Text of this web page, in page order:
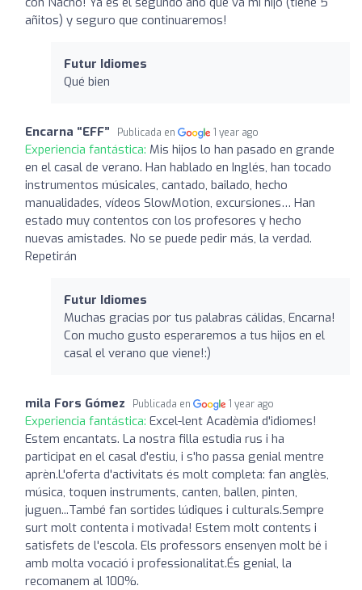
añitos) y seguro que continuaremos!
Futur Idiomes
Qué bien
Encarna “EFF” Publicada en 1 year ago
Experiencia fantástica: Mis hijos lo han pasado en grande
en el casal de verano. Han hablado en Inglés, han tocado
instrumentos músicales, cantado, bailado, hecho
manualidades, vídeos SlowMotion, excursiones… Han
estado muy contentos con los profesores y hecho
nuevas amistades. No se puede pedir más, la verdad.
Repetirán
Futur Idiomes
Muchas gracias por tus palabras cálidas, Encarna!
Con mucho gusto esperaremos a tus hijos en el
casal el verano que viene!:)
mila Fors Gómez Publicada en 1 year ago
Experiencia fantástica: Excel-lent Acadèmia d'idiomes!
Estem encantats. La nostra filla estudia rus i ha
participat en el casal d'estiu, i s'ho passa genial mentre
aprèn.L'oferta d'activitats és molt completa: fan anglès,
música, toquen instruments, canten, ballen, pinten,
juguen...També fan sortides lúdiques i culturals.Sempre
surt molt contenta i motivada! Estem molt contents i
satisfets de l'escola. Els professors ensenyen molt bé i
amb molta vocació i professionalitat.És genial, la
recomanem al 100%.